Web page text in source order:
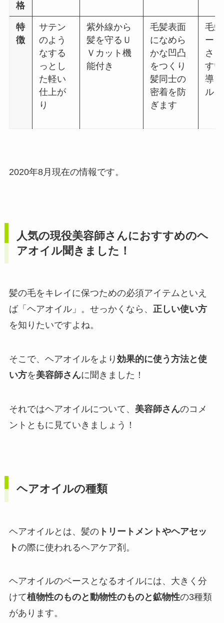
格
特
徴
サテン
のよう
なする
っとし
た軽い
仕上が
り
紫外線から
髪を守るＵ
Ｖカット機
能付き
毛髪表面
になめら
かな凹凸
をつくり
髪同士の
密着を防
ぎます
毛
ー
さ
す
導
ル
2020年8月現在の情報です。
人気の現役美容師さんにおすすめのヘ
アオイル聞きました！
髪の毛をキレイに保つための必須アイテムといえ
ば「ヘアオイル」。せっかくなら、 正しい使い方
を知りたいですよね。
そこで、ヘアオイルをより 効果的に使う方法と使
い方を美容師さんに聞きました！
それではヘアオイルについて、 美容師さんのコメ
ントともに見ていきましょう！
ヘアオイルの種類
ヘアオイルとは、髪のトリートメントやヘアセッ
トの際に使われるヘアケア剤。
ヘアオイルのベースとなるオイルには、大きく分
けて植物性のものと動物性のものと鉱物性の3種類
があります。